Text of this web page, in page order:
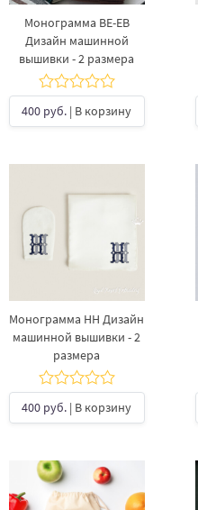
Монограмма BE-EB
Дизайн машинной
вышивки - 2 размера
400 руб. | В корзину
Монограмма HH Дизайн
машинной вышивки - 2
размера
400 руб. | В корзину